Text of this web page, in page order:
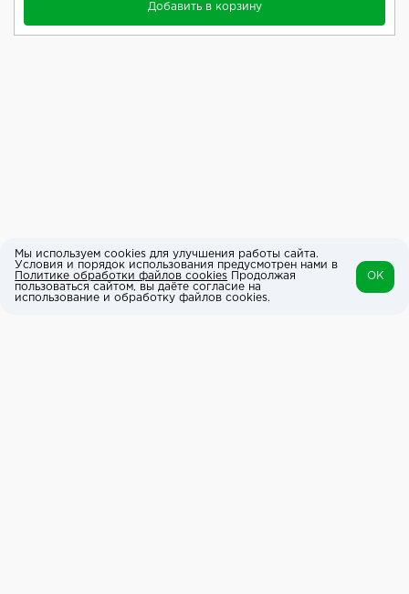
Добавить в корзину
Мы используем cookies для улучшения работы сайта.
Условия и порядок использования предусмотрен нами в
Политике обработки файлов cookies Продолжая
пользоваться сайтом, вы даёте согласие на
использование и обработку файлов cookies.
OK